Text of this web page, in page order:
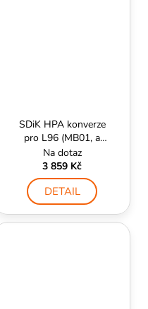
SDiK HPA konverze
pro L96 (MB01, a
podobné) -
ManCraft
Na dotaz
3 859 Kč
DETAIL